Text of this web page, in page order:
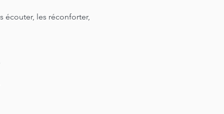
écouter, les réconforter,